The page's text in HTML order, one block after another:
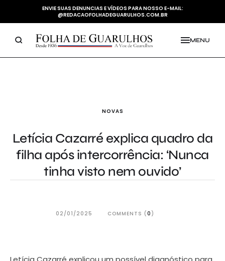
ENVIE SUAS DENUNCIAS E VÍDEOS PARA NOSSO E-MAIL:
@REDACAOFOLHADEGUARULHOS.COM.BR
MENU
NOVAS
Letícia Cazarré explica quadro da
filha após intercorrência: ‘Nunca
tinha visto nem ouvido’
02/01/2025 COMMENTS (0 )